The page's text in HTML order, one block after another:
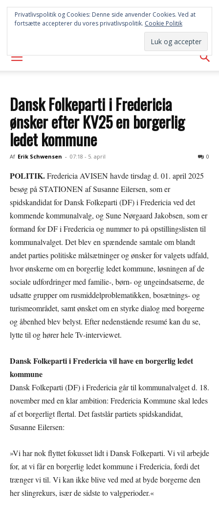
SYD
AVISEN
Dansk Folkeparti i Fredericia
ønsker efter KV25 en borgerlig
ledet kommune
Af Erik Schwensen - 07:18 - 5. april 0
POLITIK.Fredericia AVISEN havde tirsdag d. 01. april 2025
besøg på STATIONEN af Susanne Eilersen, som er
spidskandidat for Dansk Folkeparti (DF) i Fredericia ved det
kommende kommunalvalg, og Sune Nørgaard Jakobsen, som er
formand for DF i Fredericia og nummer to på opstillingslisten til
kommunalvalget. Det blev en spændende samtale om blandt
andet parties politiske målsætninger og ønsker for valgets udfald,
hvor ønskerne om en borgerlig ledet kommune, løsningen af de
sociale udfordringer med familie-, børn- og ungeindsatserne, de
udsatte grupper om rusmiddelproblematikken, bosætnings- og
turismeområdet, samt ønsket om en styrke dialog med borgerne
og åbenhed blev belyst. Efter nedenstående resumé kan du se,
lytte til og hører hele Tv-interviewet.
Dansk Folkeparti i Fredericia vil have en borgerlig ledet
kommune
Dansk Folkeparti (DF) i Fredericia går til kommunalvalget d. 18.
november med en klar ambition: Fredericia Kommune skal ledes
af et borgerligt flertal. Det fastslår partiets spidskandidat,
Susanne Eilersen:
»Vi har nok flyttet fokusset lidt i Dansk Folkeparti. Vi vil arbejde
for, at vi får en borgerlig ledet kommune i Fredericia, fordi det
trænger vi til. Vi kan ikke blive ved med at byde borgerne den
her slingrekurs, især de sidste to valgperioder.«
Privatlivspolitik og Cookies: Denne side anvender Cookies. Ved at
fortsætte accepterer du vores privatlivspolitik. Cookie Politik